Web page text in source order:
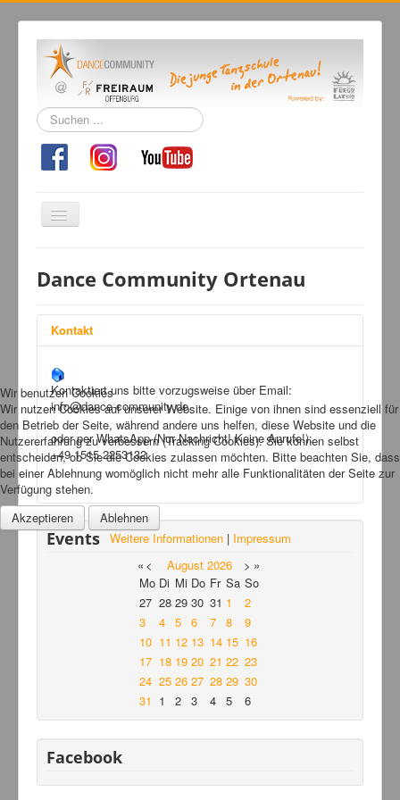
Suchen
...
Navigation
an/aus
Tanzschule
Kursangebot
Events
Fuegolatino
Bilder
News
Links
FAQ
Hansefit
Dance Community Ortenau
Kontakt
Kontaktiert uns bitte vorzugsweise über Email:
info@dance-community.de
oder per WhatsApp (Nur Nachricht! Keine Anrufe!):
+49 1515 2253132
Events
« < August 2026 > »
Mo Di Mi Do Fr Sa So
27 28 29 30 31 1
2
3
4 5 6 7 8
9
10 11 12 13 14 15 16
17 18 19 20 21 22 23
24 25 26 27 28 29 30
31 1 2 3 4 5 6
Facebook
Wir benutzen Cookies
Wir nutzen Cookies auf unserer Website. Einige von ihnen sind essenziell für
den Betrieb der Seite, während andere uns helfen, diese Website und die
Nutzererfahrung zu verbessern (Tracking Cookies). Sie können selbst
entscheiden, ob Sie die Cookies zulassen möchten. Bitte beachten Sie, dass
bei einer Ablehnung womöglich nicht mehr alle Funktionalitäten der Seite zur
Verfügung stehen.
Akzeptieren
Ablehnen
Weitere Informationen| Impressum